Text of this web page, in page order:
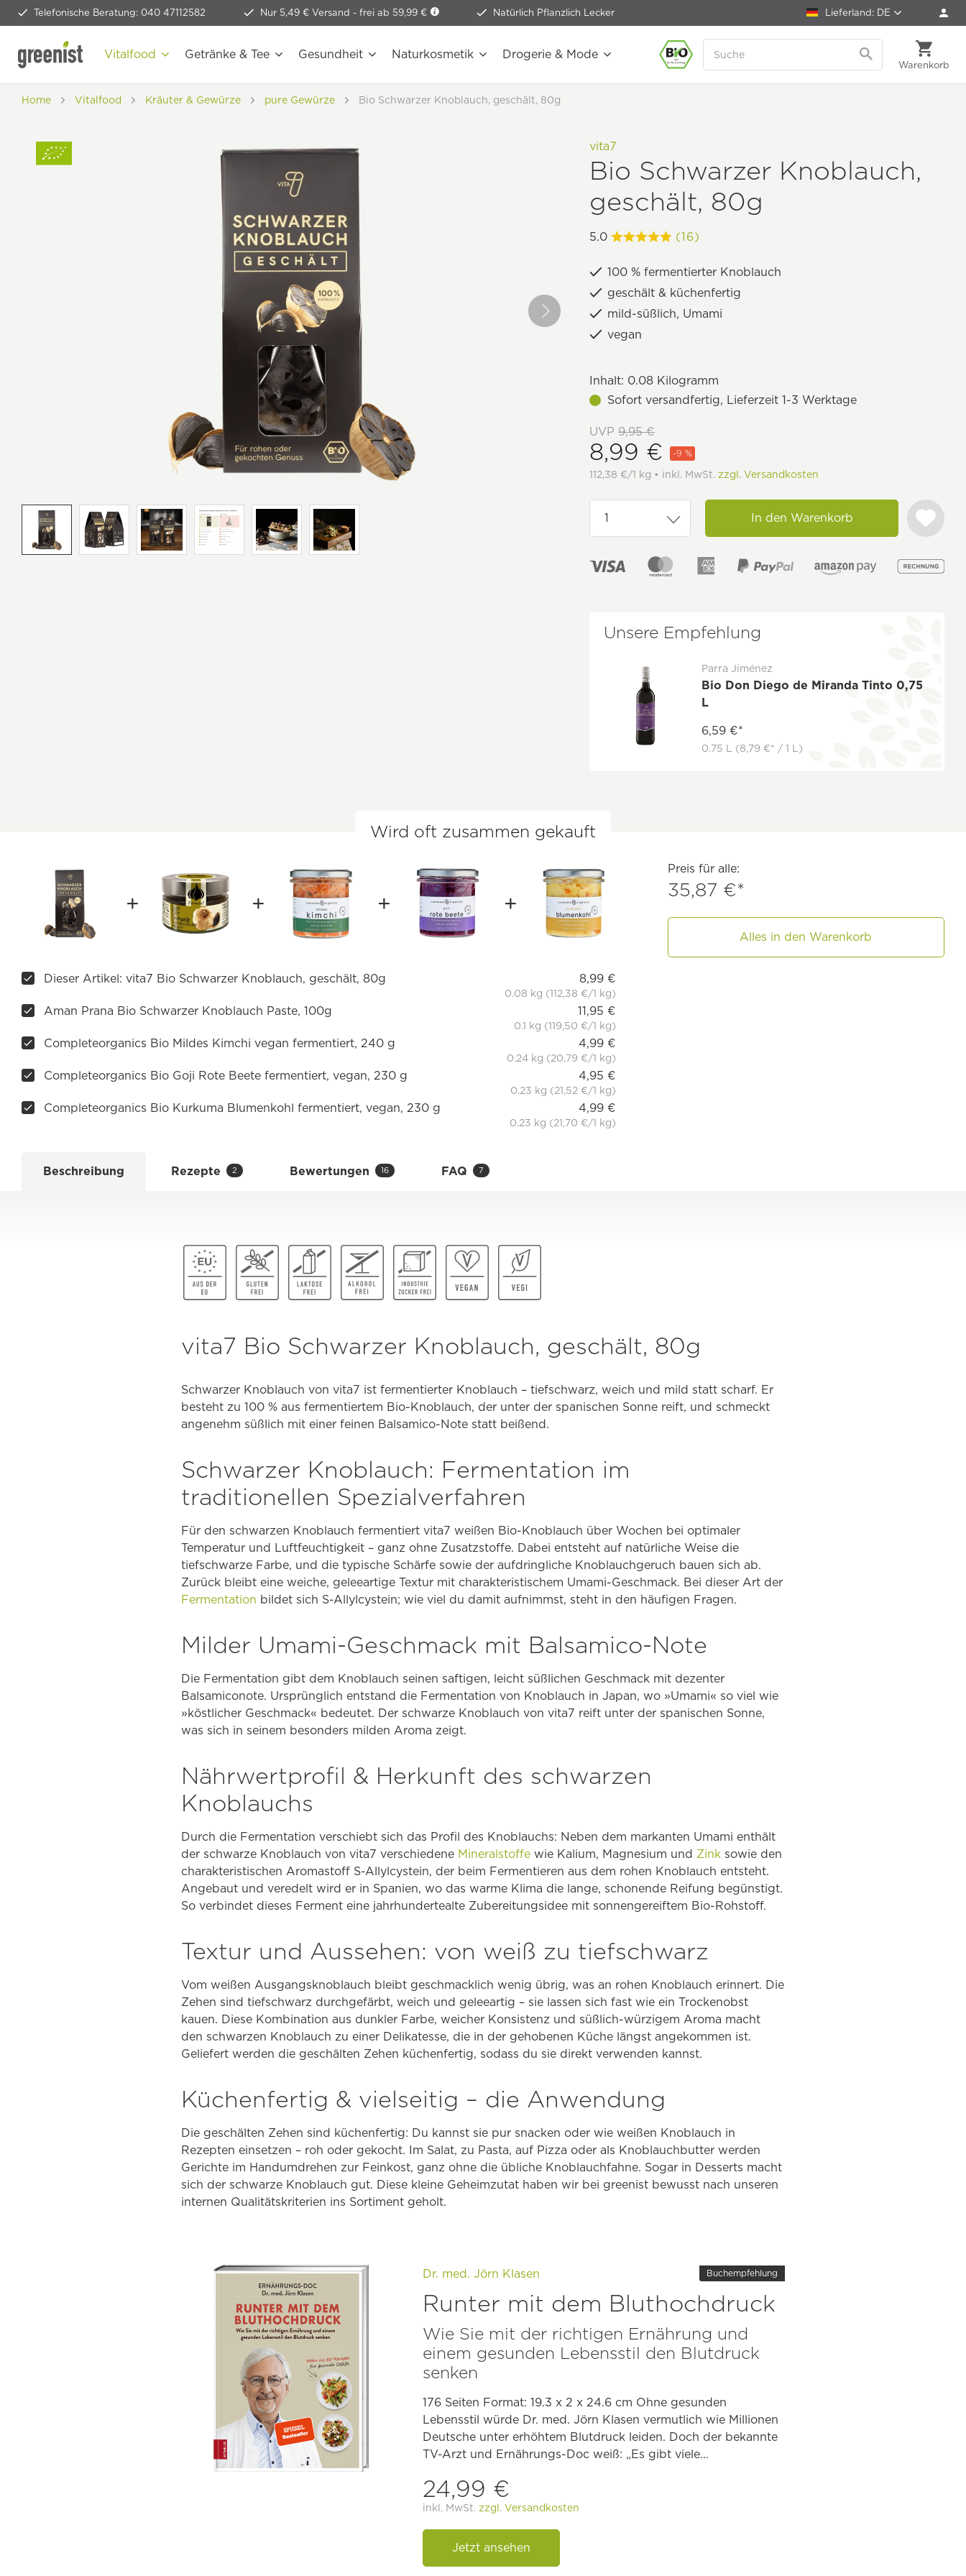
Telefonische Beratung: 040 47112582 Nur 5,49 € Versand - frei ab 59,99 € Natürlich Pflanzlich Lecker Lieferland: DE
Warenkorb
Vitalfood Getränke & Tee Gesundheit Naturkosmetik Drogerie & Mode
Home Vitalfood Kräuter & Gewürze pure Gewürze Bio Schwarzer Knoblauch, geschält, 80g
vita7
Bio Schwarzer Knoblauch,
geschält, 80g
5.0 (16)
100 % fermentierter Knoblauch
geschält & küchenfertig
mild-süßlich, Umami
vegan
Inhalt: 0.08 Kilogramm
Sofort versandfertig, Lieferzeit 1-3 Werktage
UVP9,95 €
8,99 € -9 %
112,38 €/1 kg • inkl. MwSt. zzgl. Versandkosten
In den Warenkorb
Unsere Empfehlung
Parra Jiménez
Bio Don Diego de Miranda Tinto 0,75
L
6,59 €*
0.75 L (8,79 €* / 1 L)
Wird oft zusammen gekauft
Preis für alle:
35,87 €*
Alles in den Warenkorb
Dieser Artikel: vita7 Bio Schwarzer Knoblauch, geschält, 80g 8,99 €
0.08 kg (112,38 €/1 kg)
Aman Prana Bio Schwarzer Knoblauch Paste, 100g 11,95 €
0.1 kg (119,50 €/1 kg)
Completeorganics Bio Mildes Kimchi vegan fermentiert, 240 g 4,99 €
0.24 kg (20,79 €/1 kg)
Completeorganics Bio Goji Rote Beete fermentiert, vegan, 230 g 4,95 €
0.23 kg (21,52 €/1 kg)
Completeorganics Bio Kurkuma Blumenkohl fermentiert, vegan, 230 g 4,99 €
0.23 kg (21,70 €/1 kg)
Beschreibung Rezepte 2 Bewertungen 16 FAQ 7
vita7 Bio Schwarzer Knoblauch, geschält, 80g
Schwarzer Knoblauch von vita7 ist fermentierter Knoblauch – tiefschwarz, weich und mild statt scharf. Er
besteht zu 100 % aus fermentiertem Bio-Knoblauch, der unter der spanischen Sonne reift, und schmeckt
angenehm süßlich mit einer feinen Balsamico-Note statt beißend.
Schwarzer Knoblauch: Fermentation im
traditionellen Spezialverfahren
Für den schwarzen Knoblauch fermentiert vita7 weißen Bio-Knoblauch über Wochen bei optimaler
Temperatur und Luftfeuchtigkeit – ganz ohne Zusatzstoffe. Dabei entsteht auf natürliche Weise die
tiefschwarze Farbe, und die typische Schärfe sowie der aufdringliche Knoblauchgeruch bauen sich ab.
Zurück bleibt eine weiche, geleeartige Textur mit charakteristischem Umami-Geschmack. Bei dieser Art der
Fermentation bildet sich S-Allylcystein; wie viel du damit aufnimmst, steht in den häufigen Fragen.
Milder Umami-Geschmack mit Balsamico-Note
Die Fermentation gibt dem Knoblauch seinen saftigen, leicht süßlichen Geschmack mit dezenter
Balsamiconote. Ursprünglich entstand die Fermentation von Knoblauch in Japan, wo »Umami« so viel wie
»köstlicher Geschmack« bedeutet. Der schwarze Knoblauch von vita7 reift unter der spanischen Sonne,
was sich in seinem besonders milden Aroma zeigt.
Nährwertprofil & Herkunft des schwarzen
Knoblauchs
Durch die Fermentation verschiebt sich das Profil des Knoblauchs: Neben dem markanten Umami enthält
der schwarze Knoblauch von vita7 verschiedene Mineralstoffe wie Kalium, Magnesium und Zink sowie den
charakteristischen Aromastoff S-Allylcystein, der beim Fermentieren aus dem rohen Knoblauch entsteht.
Angebaut und veredelt wird er in Spanien, wo das warme Klima die lange, schonende Reifung begünstigt.
So verbindet dieses Ferment eine jahrhundertealte Zubereitungsidee mit sonnengereiftem Bio-Rohstoff.
Textur und Aussehen: von weiß zu tiefschwarz
Vom weißen Ausgangsknoblauch bleibt geschmacklich wenig übrig, was an rohen Knoblauch erinnert. Die
Zehen sind tiefschwarz durchgefärbt, weich und geleeartig – sie lassen sich fast wie ein Trockenobst
kauen. Diese Kombination aus dunkler Farbe, weicher Konsistenz und süßlich-würzigem Aroma macht
den schwarzen Knoblauch zu einer Delikatesse, die in der gehobenen Küche längst angekommen ist.
Geliefert werden die geschälten Zehen küchenfertig, sodass du sie direkt verwenden kannst.
Küchenfertig & vielseitig – die Anwendung
Die geschälten Zehen sind küchenfertig: Du kannst sie pur snacken oder wie weißen Knoblauch in
Rezepten einsetzen – roh oder gekocht. Im Salat, zu Pasta, auf Pizza oder als Knoblauchbutter werden
Gerichte im Handumdrehen zur Feinkost, ganz ohne die übliche Knoblauchfahne. Sogar in Desserts macht
sich der schwarze Knoblauch gut. Diese kleine Geheimzutat haben wir bei greenist bewusst nach unseren
internen Qualitätskriterien ins Sortiment geholt.
Buchempfehlung
Dr. med. Jörn Klasen
Runter mit dem Bluthochdruck
Wie Sie mit der richtigen Ernährung und
einem gesunden Lebensstil den Blutdruck
senken
176 Seiten Format: 19.3 x 2 x 24.6 cm Ohne gesunden
Lebensstil würde Dr. med. Jörn Klasen vermutlich wie Millionen
Deutsche unter erhöhtem Blutdruck leiden. Doch der bekannte
TV-Arzt und Ernährungs-Doc weiß: „Es gibt viele...
24,99 €
inkl. MwSt. zzgl. Versandkosten
Jetzt ansehen